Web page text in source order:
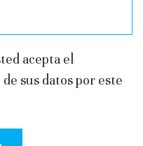
acepta el
sus datos por este